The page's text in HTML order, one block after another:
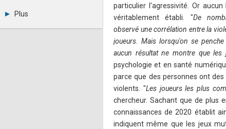
LinkedIn
Plus
Annonceurs
particulier l'agressivité. Or
véritablement établi. "De
observé une corrélation entre la
joueurs. Mais lorsqu'on se
aucun résultat ne montre que
psychologie et en santé
parce que des personnes ont
violents. "Les joueurs les plus
chercheur. Sachant que de plus
connaissances de 2020 établit
indiquent même que les jeux